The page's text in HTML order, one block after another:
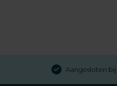
Aangesloten bij